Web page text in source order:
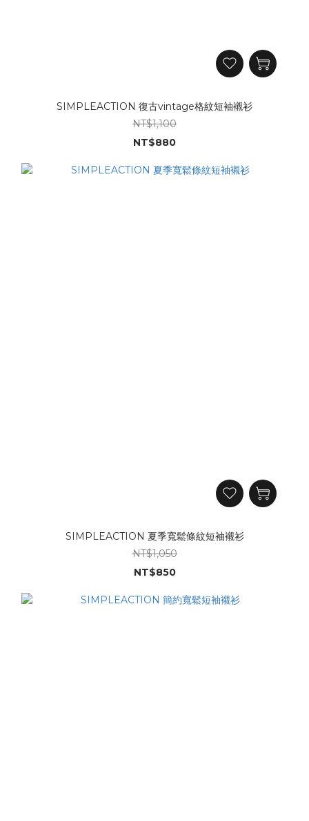
SIMPLEACTION 復古vintage格紋短袖襯衫
NT$1,100
NT$880
SIMPLEACTION 夏季寬鬆條紋短袖襯衫
NT$1,050
NT$850